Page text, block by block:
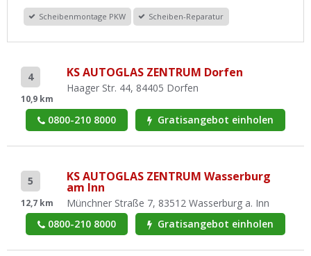
Scheibenmontage PKW Scheiben-Reparatur
4
10,9 km
KS AUTOGLAS ZENTRUM Dorfen
Haager Str. 44, 84405 Dorfen
0800-210 8000 Gratisangebot einholen
5
12,7 km
KS AUTOGLAS ZENTRUM Wasserburg
am Inn
Münchner Straße 7, 83512 Wasserburg a. Inn
0800-210 8000
Gratisangebot einholen